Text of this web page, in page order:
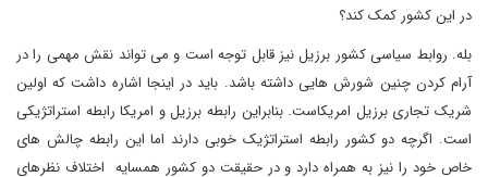
در این کشور کمک کند؟
بله. روابط سیاسی کشور برزیل نیز قابل توجه است و می تواند نقش مهمی را در
آرام کردن چنین شورش هایی داشته باشد. باید در اینجا اشاره داشت که اولین
شریک تجاری برزیل امریکاست. بنابراین رابطه برزیل و امریکا رابطه استراتژیکی
است. اگرچه دو کشور رابطه استراتژیک خوبی دارند اما این رابطه چالش های
خاص خود را نیز به همراه دارد و در حقیقت دو کشور همسایه اختلاف نظرهای